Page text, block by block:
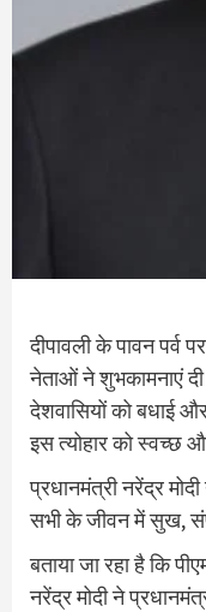
दीपावली के पावन पर्व
नेताओं ने शुभकामनाएं दी
देशवासियों को बधाई
इस त्‍योहार को स्‍वच्‍छ
प्रधानमंत्री नरेंद्र
सभी के जीवन में सुख,
बताया जा रहा है कि
नरेंद्र मोदी ने